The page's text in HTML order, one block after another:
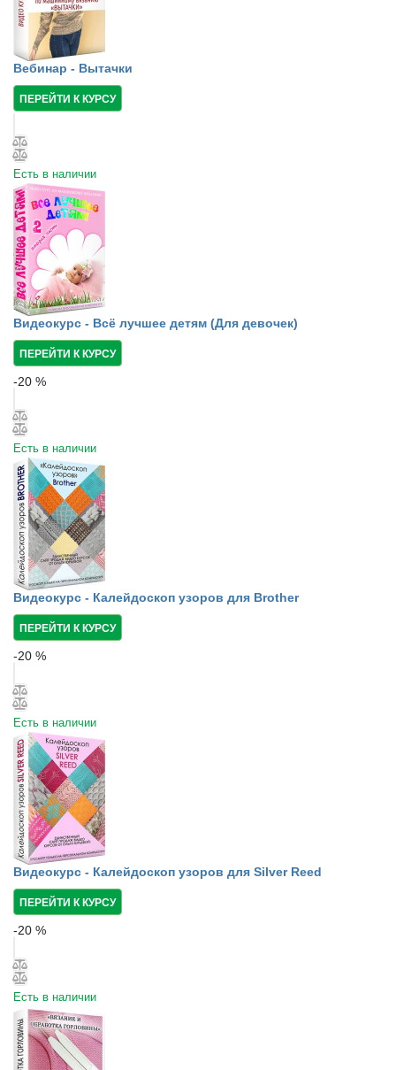
Вебинар - Вытачки
ПЕРЕЙТИ К КУРСУ
Есть в наличии
Видеокурс - Всё лучшее детям (Для девочек)
ПЕРЕЙТИ К КУРСУ
-20 %
Есть в наличии
Видеокурс - Калейдоскоп узоров для Brother
ПЕРЕЙТИ К КУРСУ
-20 %
Есть в наличии
Видеокурс - Калейдоскоп узоров для Silver Reed
ПЕРЕЙТИ К КУРСУ
-20 %
Есть в наличии